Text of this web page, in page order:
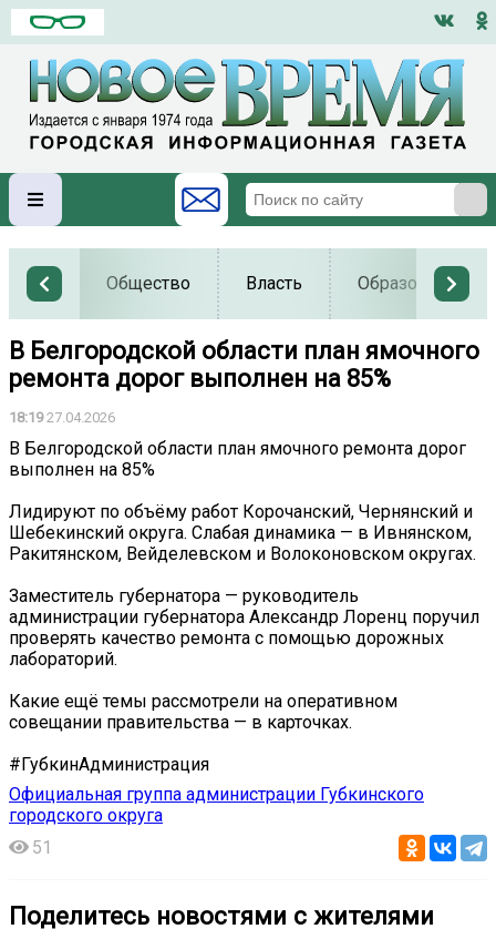
Общество Власть Образование
В Белгородской области план ямочного
ремонта дорог выполнен на 85%
18:1927.04.2026
В Белгородской области план ямочного ремонта дорог
выполнен на 85%
Лидируют по объёму работ Корочанский, Чернянский и
Шебекинский округа. Слабая динамика — в Ивнянском,
Ракитянском, Вейделевском и Волоконовском округах.
Заместитель губернатора — руководитель
администрации губернатора Александр Лоренц поручил
проверять качество ремонта с помощью дорожных
лабораторий.
Какие ещё темы рассмотрели на оперативном
совещании правительства — в карточках.
#ГубкинАдминистрация
Официальная группа администрации Губкинского
городского округа
51
Поделитесь новостями с жителями